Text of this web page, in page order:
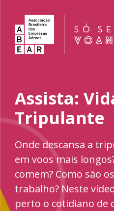
Assista:
Tripulante
Onde descansa a
em voos mais
comem? Como são
trabalho? Neste
perto o cotidiano de